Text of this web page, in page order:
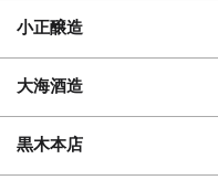
小正醸造
大海酒造
黒木本店